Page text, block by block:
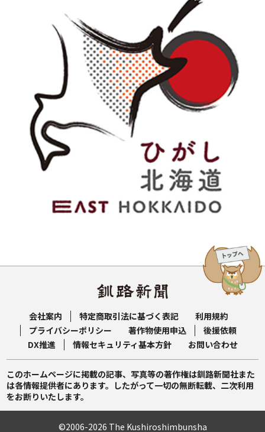
会社案内 特定商取引法に基づく表記
利用規約
プライバシーポリシー
著作物使用申込
後援依頼
DX推進
情報セキュリティ基本方針 お問い合わせ
このホームページに掲載の記事、写真等の著作権は釧路新聞社また
は各情報提供者にあります。したがって一切の無断転載、二次利用
をお断りいたします。
©2006-2026 The Kushiroshimbunsha